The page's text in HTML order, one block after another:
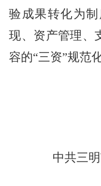
验成果转化为
现、资产管理、
容的“三资”规范
中共三